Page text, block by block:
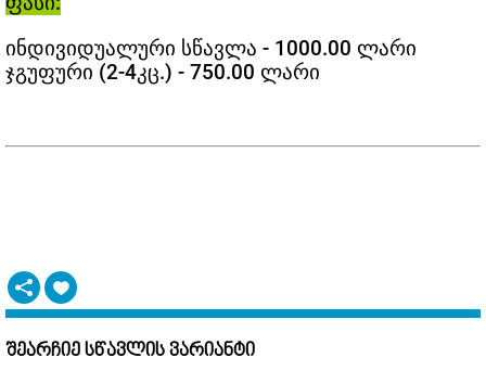
ინდივიდუალური სწავლა - 1000.00 ლარი
ჯგუფური (2-4კც.) - 750.00 ლარი
შეარჩიე სწავლის ვარიანტი